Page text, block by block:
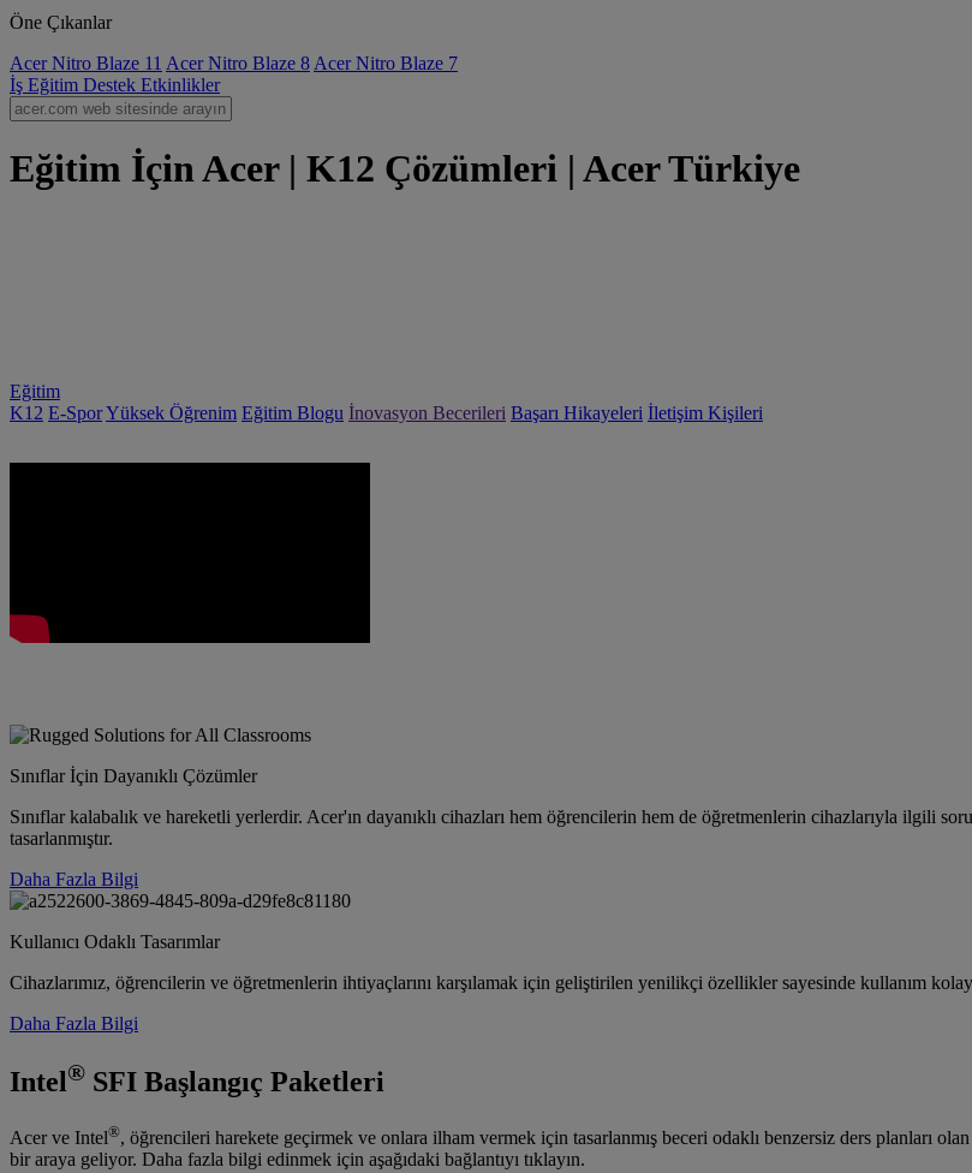
Öne Çıkanlar
Acer Nitro Blaze 11 Acer Nitro Blaze 8 Acer Nitro Blaze 7
İş Eğitim Destek Etkinlikler
Eğitim İçin Acer | K12 Çözümleri | Acer Türkiye
Eğitim
K12 E-SporYüksek Öğrenim Eğitim Blogu İnovasyon Becerileri Başarı Hikayeleri İletişim Kişileri
Sınıflar İçin Dayanıklı Çözümler
Sınıflar kalabalık ve hareketli yerlerdir. Acer'ın dayanıklı cihazları hem öğrencilerin hem de öğretmenlerin cihazlarıyla ilgili
tasarlanmıştır.
Daha Fazla Bilgi
Kullanıcı Odaklı Tasarımlar
Cihazlarımız, öğrencilerin ve öğretmenlerin ihtiyaçlarını karşılamak için geliştirilen yenilikçi özellikler sayesinde kullanım
Daha Fazla Bilgi
Intel® SFI Başlangıç Paketleri
Acer ve Intel®, öğrencileri harekete geçirmek ve onlara ilham vermek için tasarlanmış beceri odaklı benzersiz ders planları
bir araya geliyor. Daha fazla bilgi edinmek için aşağıdaki bağlantıyı tıklayın.